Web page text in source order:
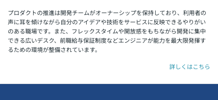
プロダクトの推進は開発チームがオーナーシップを保持しており、利用者の
声に耳を傾けながら自分のアイデアや技術をサービスに反映できるやりがい
のある職場です。また、フレックスタイムや開放感をもちながら開発に集中
できる広いデスク、前職給与保証制度などエンジニアが能力を最大限発揮す
るための環境が整備されています。
詳しくはこちら